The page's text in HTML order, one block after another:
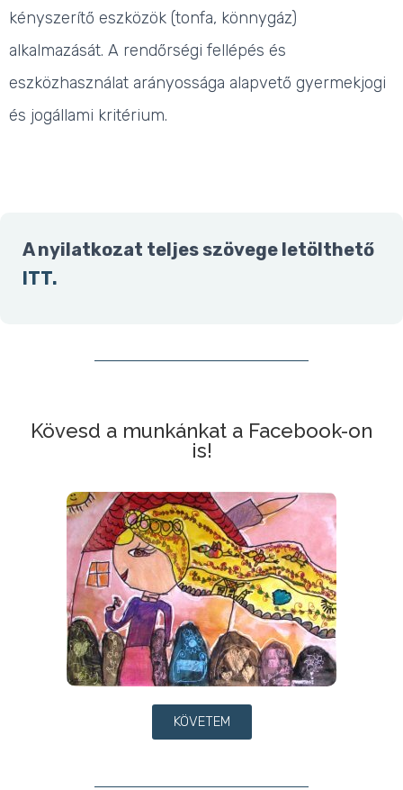
kényszerítő eszközök (tonfa, könnygáz)
alkalmazását. A rendőrségi fellépés és
eszközhasználat arányossága alapvető gyermekjogi
és jogállami kritérium.
A nyilatkozat teljes szövege letölthető
ITT.
Kövesd a munkánkat a Facebook-on
is!
KÖVETEM